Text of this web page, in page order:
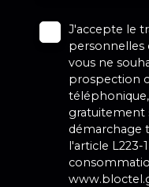
J'accepte le
personnelles
vous ne
prospection
gratuitement
démarchage
l'article L223-